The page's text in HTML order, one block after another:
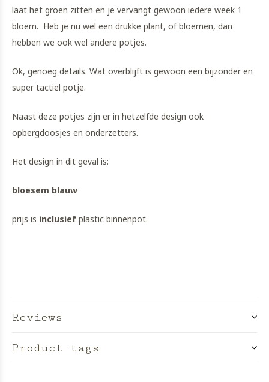
laat het groen zitten en je vervangt gewoon iedere week 1
bloem. Heb je nu wel een drukke plant, of bloemen, dan
hebben we ook wel andere potjes.
Ok, genoeg details. Wat overblijft is gewoon een bijzonder en
super tactiel potje.
Naast deze potjes zijn er in hetzelfde design ook
opbergdoosjes en onderzetters.
Het design in dit geval is:
bloesem blauw
prijs is inclusief plastic binnenpot.
Reviews
Product tags